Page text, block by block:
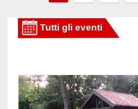
degli
articoli